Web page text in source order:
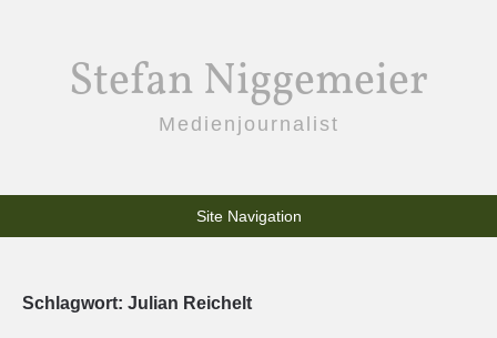
Stefan Niggemeier
Medienjournalist
Site Navigation
Schlagwort: Julian Reichelt